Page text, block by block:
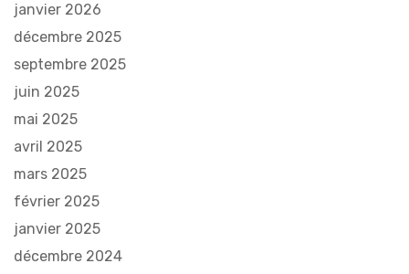
janvier 2026
décembre 2025
septembre 2025
juin 2025
mai 2025
avril 2025
mars 2025
février 2025
janvier 2025
décembre 2024